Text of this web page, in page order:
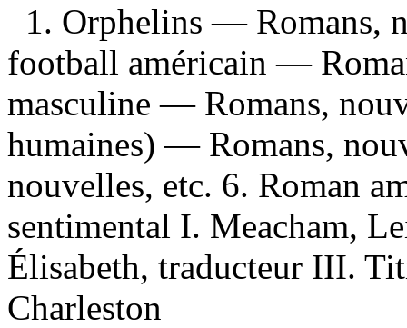
1. Orphelins — Romans,
football américain —
masculine — Romans,
humaines) — Romans,
nouvelles, etc. 6. Roman
sentimental I. Meacham,
Élisabeth, traducteur III.
Charleston